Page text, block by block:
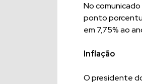
No
ponto
em 7,75% ao
Inflação
O presidente